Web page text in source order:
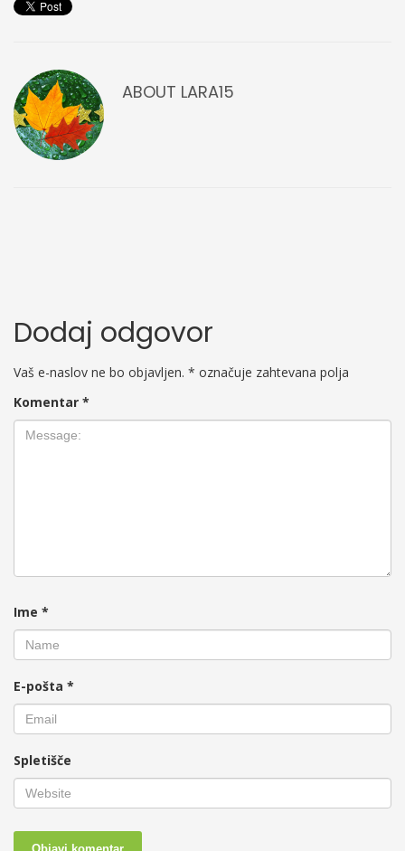
ABOUT LARA15
Dodaj odgovor
Vaš e-naslov ne bo objavljen. * označuje zahtevana polja
Komentar *
Ime *
E-pošta *
Spletišče